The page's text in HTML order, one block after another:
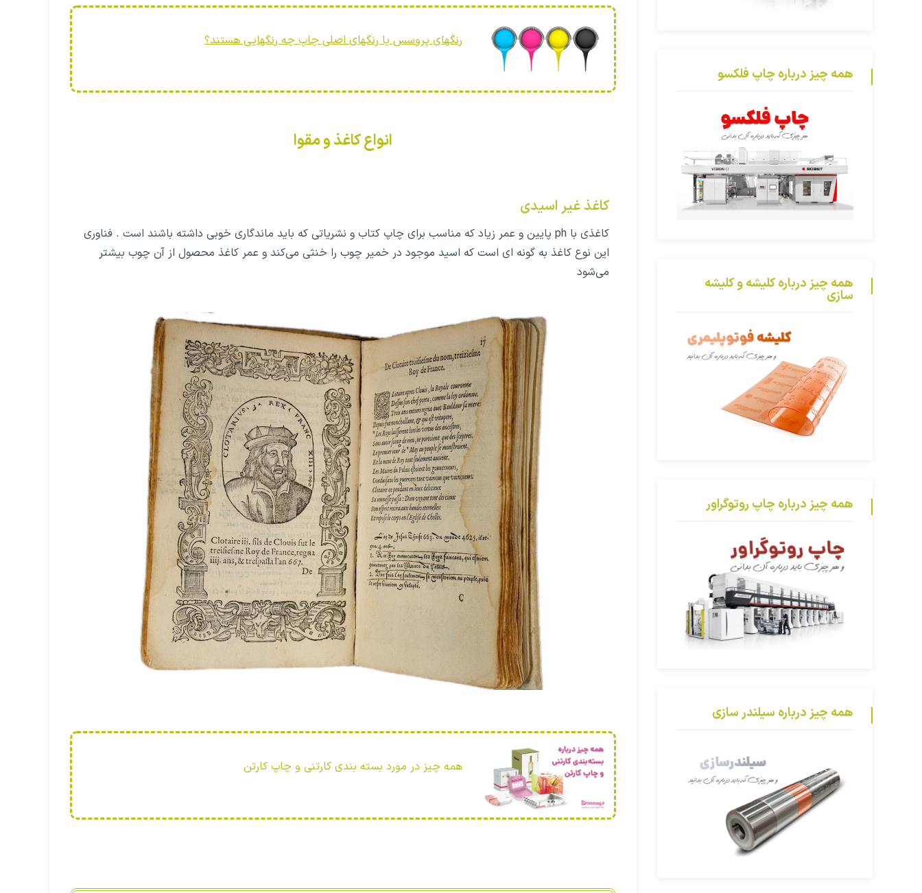
رنگهای پروسس یا رنگهای اصلی چاپ چه رنگهایی هستند؟
انواع کاغذ و مقوا
کاغذ غیر اسیدی
کاغذی با ph پایین و عمر زیاد که مناسب برای چاپ کتاب و نشریاتی که باید ماندگاری خوبی داشته باشند است . فناوری
این نوع کاغذ به گونه ای است که اسید موجود در خمیر چوب را خنثی می‌کند و عمر کاغذ محصول از آن چوب بیشتر
می‌شود
همه چیز در مورد بسته بندی کارتنی و چاپ کارتن
همه چیز درباره چاپ فلکسو
همه چیز درباره کلیشه و کلیشه
سازی
همه چیز درباره چاپ روتوگراور
همه چیز درباره سیلندر سازی